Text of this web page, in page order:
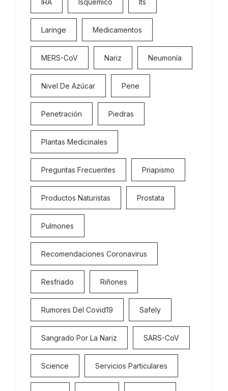
Laringe Medicamentos
MERS-CoV Nariz Neumonía
Nivel De Azúcar Pene
Penetración Piedras
Plantas Medicinales
Preguntas Frecuentes Priapismo
Productos Naturistas Prostata
Pulmones
Recomendaciones Coronavirus
Resfriado Riñones
Rumores Del Covid19 Safely
Sangrado Por La Nariz SARS-CoV
Science Servicios Particulares